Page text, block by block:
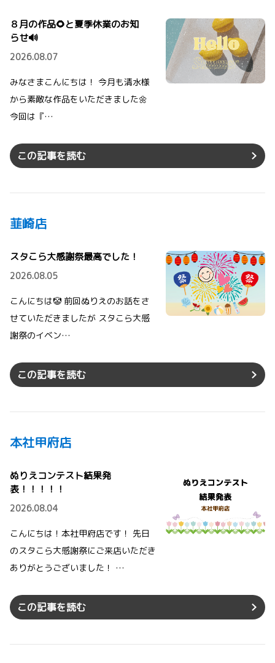
８月の作品🌻と夏季休業のお知
らせ🔊
2026.08.07
みなさまこんにちは！ 今月も清水様
から素敵な作品をいただきました🌼
今回は『…
この記事を読む
韮崎店
スタこら大感謝祭最高でした！
2026.08.05
こんにちは🤡 前回ぬりえのお話をさ
せていただきましたが スタこら大感
謝祭のイベン…
この記事を読む
本社甲府店
ぬりえコンテスト結果発
表！！！！！
2026.08.04
こんにちは！本社甲府店です！ 先日
のスタこら大感謝祭にご来店いただき
ありがとうございました！ …
この記事を読む